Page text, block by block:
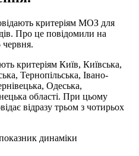
критеріям МОЗ для
Про це повідомили на
червня.
критеріям Київ, Київська,
Тернопільська, Івано-
Одеська,
області. При цьому
відразу трьом з чотирьох
динаміки